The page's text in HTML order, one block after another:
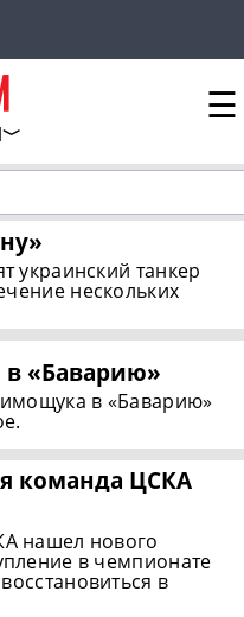
☰
украинский танкер
нескольких
«Баварию»
в «Баварию»
команда ЦСКА
нашел нового
в чемпионате
в